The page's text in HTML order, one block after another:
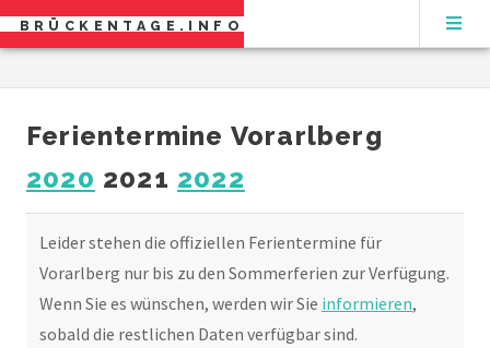
BRÜCKENTAGE.INFO
Ferientermine Vorarlberg
2020 2021 2022
Leider stehen die offiziellen Ferientermine für
Vorarlberg nur bis zu den Sommerferien zur Verfügung.
Wenn Sie es wünschen, werden wir Sie informieren,
sobald die restlichen Daten verfügbar sind.